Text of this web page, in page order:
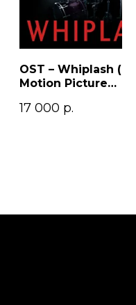
OST – Whiplash
Motion Picture
17 000 р.